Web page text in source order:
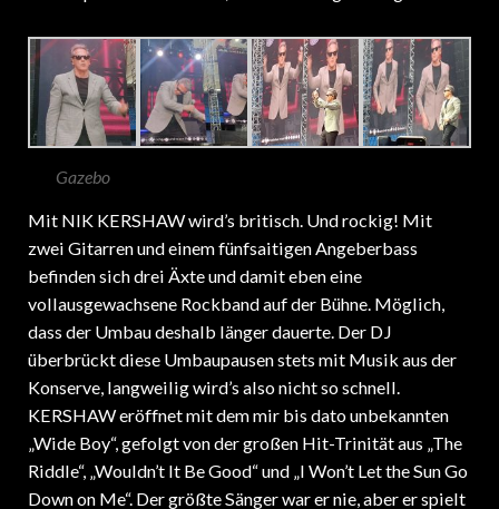
Gazebo
Mit NIK KERSHAW wird’s britisch. Und rockig! Mit
zwei Gitarren und einem fünfsaitigen Angeberbass
befinden sich drei Äxte und damit eben eine
vollausgewachsene Rockband auf der Bühne. Möglich,
dass der Umbau deshalb länger dauerte. Der DJ
überbrückt diese Umbaupausen stets mit Musik aus der
Konserve, langweilig wird’s also nicht so schnell.
KERSHAW eröffnet mit dem mir bis dato unbekannten
„Wide Boy“, gefolgt von der großen Hit-Trinität aus „The
Riddle“, „Wouldn’t It Be Good“ und „I Won’t Let the Sun Go
Down on Me“. Der größte Sänger war er nie, aber er spielt